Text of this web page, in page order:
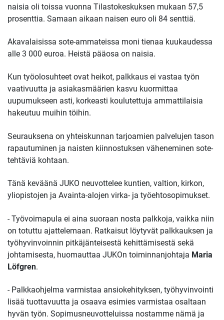
naisia oli toissa vuonna Tilastokeskuksen mukaan 57,5
prosenttia. Samaan aikaan naisen euro oli 84 senttiä.
Akavalaisissa sote-ammateissa moni tienaa kuukaudessa
alle 3 000 euroa. Heistä pääosa on naisia.
Kun työolosuhteet ovat heikot, palkkaus ei vastaa työn
vaativuutta ja asiakasmäärien kasvu kuormittaa
uupumukseen asti, korkeasti koulutettuja ammattilaisia
hakeutuu muihin töihin.
Seurauksena on yhteiskunnan tarjoamien palvelujen tason
rapautuminen ja naisten kiinnostuksen väheneminen sote-
tehtäviä kohtaan.
Tänä keväänä JUKO neuvottelee kuntien, valtion, kirkon,
yliopistojen ja Avainta-alojen virka- ja työehtosopimukset.
- Työvoimapula ei aina suoraan nosta palkkoja, vaikka niin
on totuttu ajattelemaan. Ratkaisut löytyvät palkkauksen ja
työhyvinvoinnin pitkäjänteisestä kehittämisestä sekä
johtamisesta, huomauttaa JUKOn toiminnanjohtaja Maria
Löfgren.
- Palkkaohjelma varmistaa ansiokehityksen, työhyvinvointi
lisää tuottavuutta ja osaava esimies varmistaa osaltaan
hyvän työn. Sopimusneuvotteluissa nostamme nämä ja